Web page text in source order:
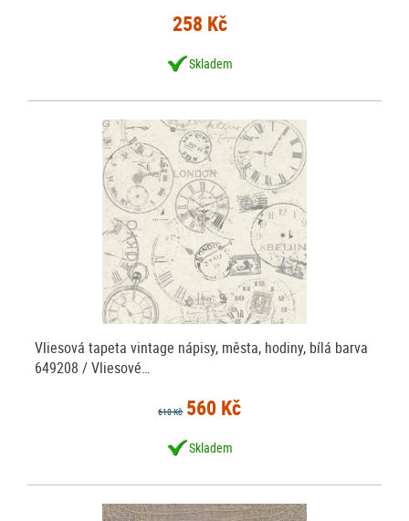
258 Kč
Skladem
Vliesová tapeta vintage nápisy, města, hodiny, bílá barva
649208 / Vliesové…
610 Kč 560 Kč
Skladem